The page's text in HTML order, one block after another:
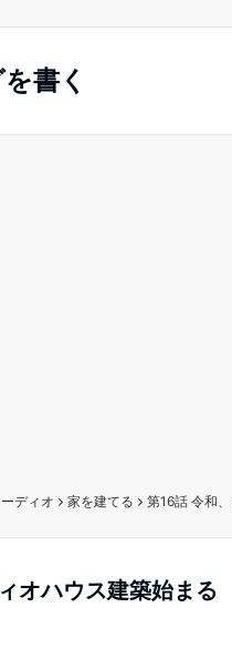
書く
ディオ 家を建てる 第16話 令和
オハウス建築始まる